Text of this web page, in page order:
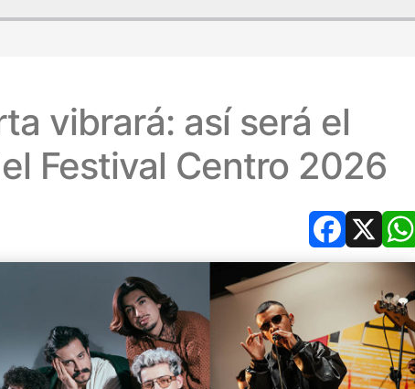
de ayuda a la navegación
vibrará: así será el
Festival Centro 2026
Facebook
X